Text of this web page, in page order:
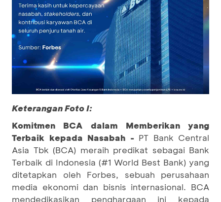
Keterangan Foto I:
Komitmen BCA dalam Memberikan yang
Terbaik kepada Nasabah - PT Bank Central
Asia Tbk (BCA) meraih predikat sebagai Bank
Terbaik di Indonesia (#1 World Best Bank) yang
ditetapkan oleh Forbes, sebuah perusahaan
media ekonomi dan bisnis internasional. BCA
mendedikasikan penghargaan ini kepada